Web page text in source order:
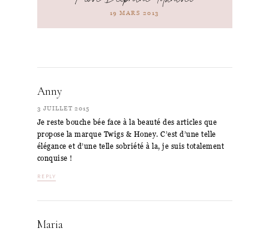
19 MARS 2013
Anny
3 JUILLET 2015
Je reste bouche bée face à la beauté des articles que
propose la marque Twigs & Honey. C’est d’une telle
élégance et d’une telle sobriété à la, je suis totalement
conquise !
REPLY
Maria